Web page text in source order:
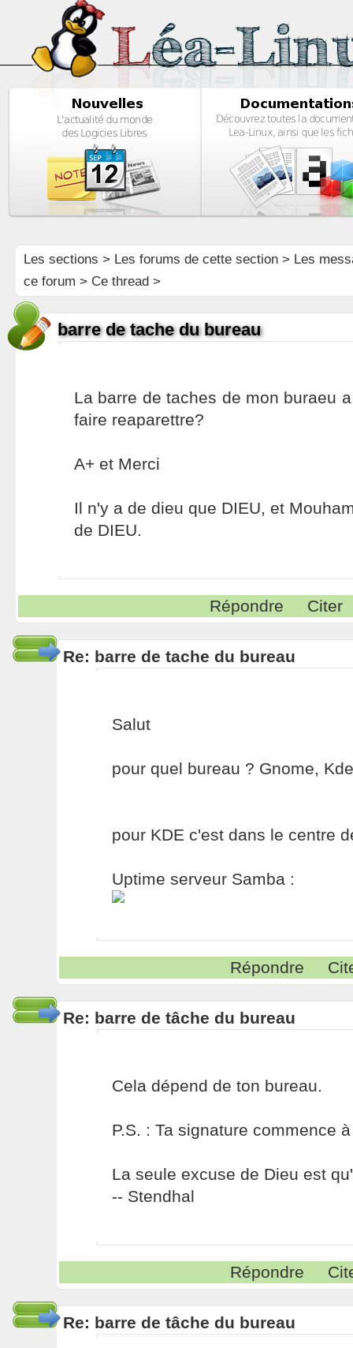
Les sections > Les forums de cette section> Les
ce forum > Ce thread >
barre de tache du bureau
La barre de taches de mon buraeu
faire reaparettre?
A+ et Merci
Il n'y a de dieu que DIEU, et
de DIEU.
Répondre Citer
Re: barre de tache du bureau
Salut
pour quel bureau ? Gnome,
pour KDE c'est dans le centre
Uptime serveur Samba :
Répondre
Re: barre de tâche du bureau
Cela dépend de ton bureau.
P.S. : Ta signature commence
La seule excuse de Dieu est
-- Stendhal
Répondre
Re: barre de tâche du bureau